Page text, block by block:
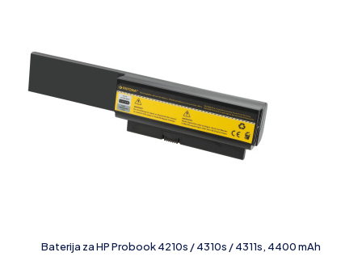
Baterija za HP Probook 4210s / 4310s / 4311s, 4400 mAh